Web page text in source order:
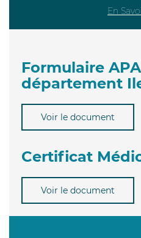
En
Formulaire
département
Voir le document
Certificat
Voir le document